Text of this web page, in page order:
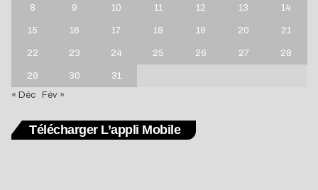
8 9 10 11 12 13 14
15 16 17 18 19 20 21
22 23 24 25 26 27 28
29 30
31
« Déc
Fév »
Télécharger L’appli Mobile